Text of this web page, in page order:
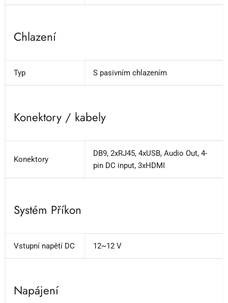
Chlazení
Typ S pasivním chlazením
Konektory / kabely
Konektory
DB9, 2xRJ45, 4xUSB, Audio Out, 4-
pin DC input, 3xHDMI
Systém Příkon
Vstupní napětí DC 12~12 V
Napájení